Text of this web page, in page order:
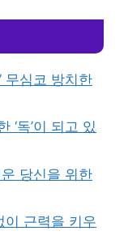
무심코 방치한
‘독’이 되고 있
당신을 위한
이 근력을 키우